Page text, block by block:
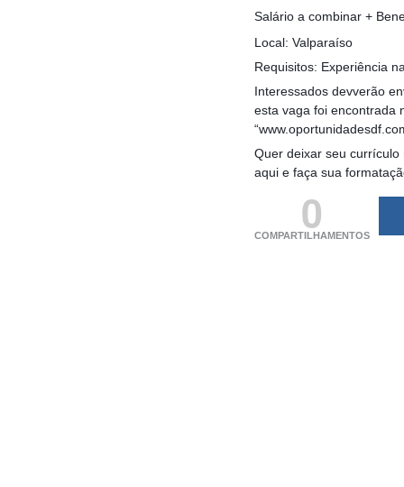
Salário a combinar +
Local: Valparaíso
Requisitos: Experiência
Interessados devverão
esta vaga foi encontrada
Quer deixar seu
aqui e faça sua
0
COMPARTILHAMENTOS